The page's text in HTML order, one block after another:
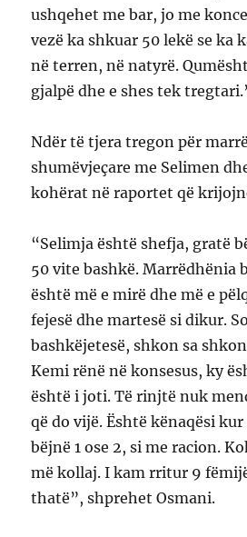
ushqehet me bar, jo me
vezë ka shkuar 50 lekë se ka
në terren, në natyrë.
gjalpë dhe e shes tek
Ndër të tjera tregon për
shumëvjeçare me Selimen
kohërat në raportet që
“Selimja është shefja, gratë
50 vite bashkë. Marrëdhënia
është më e mirë dhe më e
fejesë dhe martesë si dikur.
bashkëjetesë, shkon sa
Kemi rënë në konsesus, ky
është i joti. Të rinjtë nuk
që do vijë. Është kënaqësi
bëjnë 1 ose 2, si me racion.
më kollaj. I kam rritur 9
thatë”, shprehet Osmani.